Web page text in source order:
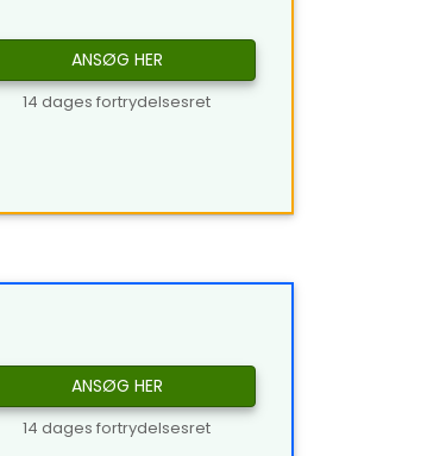
ANSØG HER
14 dages fortrydelsesret
ANSØG HER
14 dages fortrydelsesret